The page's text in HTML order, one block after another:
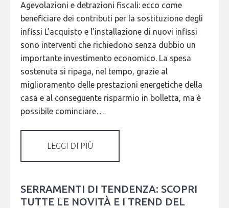
Agevolazioni e detrazioni fiscali: ecco come
beneficiare dei contributi per la sostituzione degli
infissi L’acquisto e l’installazione di nuovi infissi
sono interventi che richiedono senza dubbio un
importante investimento economico. La spesa
sostenuta si ripaga, nel tempo, grazie al
miglioramento delle prestazioni energetiche della
casa e al conseguente risparmio in bolletta, ma è
possibile cominciare…
LEGGI DI PIÙ
SERRAMENTI DI TENDENZA: SCOPRI
TUTTE LE NOVITÀ E I TREND DEL